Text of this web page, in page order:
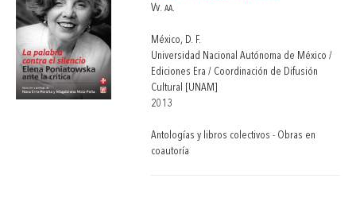
Vv. aa.
México, D. F.
Universidad Nacional Autónoma de México /
Ediciones Era / Coordinación de Difusión
Cultural [UNAM]
2013
Antologías y libros colectivos - Obras en
coautoría